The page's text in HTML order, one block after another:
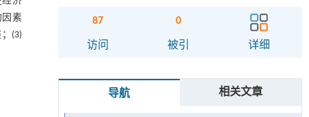
因素
(3)
87
访问
0
被引 详细
导航 相关文章